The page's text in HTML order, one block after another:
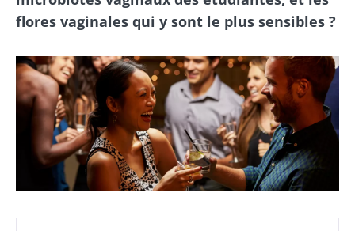
flores vaginales qui y sont le plus sensibles ?